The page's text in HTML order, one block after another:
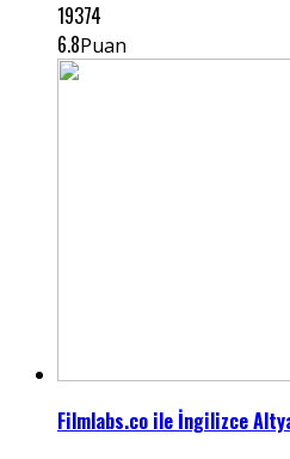
19374
6.8Puan
Filmlabs.co ile İngilizce